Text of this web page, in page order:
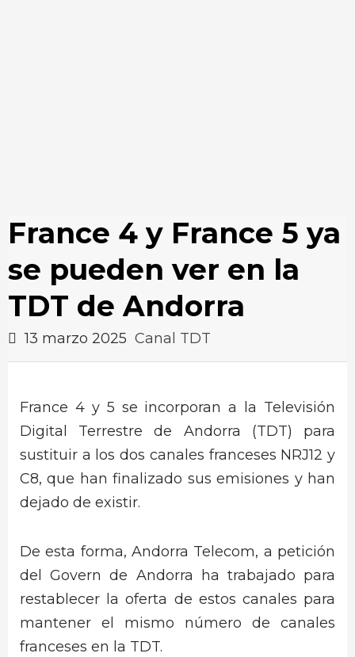
France 4 y France 5 ya
se pueden ver en la
TDT de Andorra
13 marzo 2025 Canal TDT
France 4 y 5 se incorporan a la Televisión
Digital Terrestre de Andorra (TDT) para
sustituir a los dos canales franceses NRJ12 y
C8, que han finalizado sus emisiones y han
dejado de existir.
De esta forma, Andorra Telecom, a petición
del Govern de Andorra ha trabajado para
restablecer la oferta de estos canales para
mantener el mismo número de canales
franceses en la TDT.